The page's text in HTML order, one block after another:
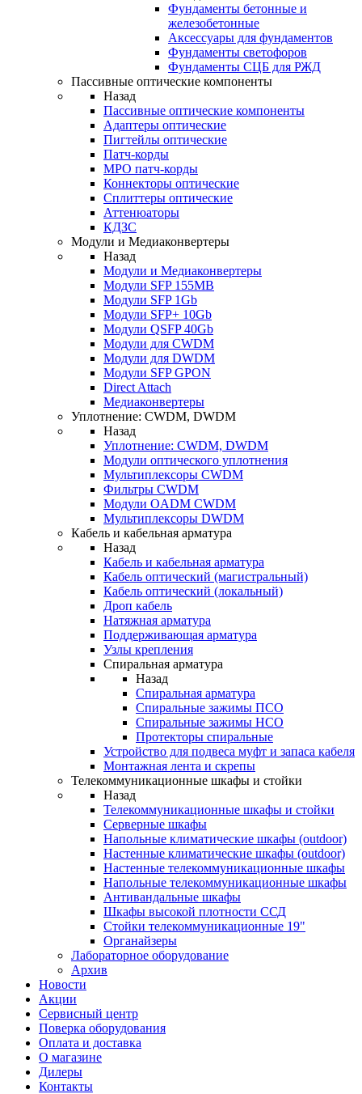
Фундаменты бетонные и
железобетонные
Аксессуары для фундаментов
Фундаменты светофоров
Фундаменты СЦБ для РЖД
Пассивные оптические компоненты
Назад
Пассивные оптические компоненты
Адаптеры оптические
Пигтейлы оптические
Патч-корды
MPO патч-корды
Коннекторы оптические
Сплиттеры оптические
Аттенюаторы
КДЗС
Модули и Медиаконвертеры
Назад
Модули и Медиаконвертеры
Модули SFP 155MB
Модули SFP 1Gb
Модули SFP+ 10Gb
Модули QSFP 40Gb
Модули для CWDM
Модули для DWDM
Модули SFP GPON
Direct Attach
Медиаконвертеры
Уплотнение: CWDM, DWDM
Назад
Уплотнение: CWDM, DWDM
Модули оптического уплотнения
Мультиплексоры CWDM
Фильтры CWDM
Модули OADM CWDM
Мультиплексоры DWDM
Кабель и кабельная арматура
Назад
Кабель и кабельная арматура
Кабель оптический (магистральный)
Кабель оптический (локальный)
Дроп кабель
Натяжная арматура
Поддерживающая арматура
Узлы крепления
Спиральная арматура
Назад
Спиральная арматура
Спиральные зажимы ПСО
Спиральные зажимы НСО
Протекторы спиральные
Устройство для подвеса муфт и запаса кабеля
Монтажная лента и скрепы
Телекоммуникационные шкафы и стойки
Назад
Телекоммуникационные шкафы и стойки
Серверные шкафы
Напольные климатические шкафы (outdoor)
Настенные климатические шкафы (outdoor)
Настенные телекоммуникационные шкафы
Напольные телекоммуникационные шкафы
Антивандальные шкафы
Шкафы высокой плотности ССД
Стойки телекоммуникационные 19"
Органайзеры
Лабораторное оборудование
Архив
Новости
Акции
Сервисный центр
Поверка оборудования
Оплата и доставка
О магазине
Дилеры
Контакты